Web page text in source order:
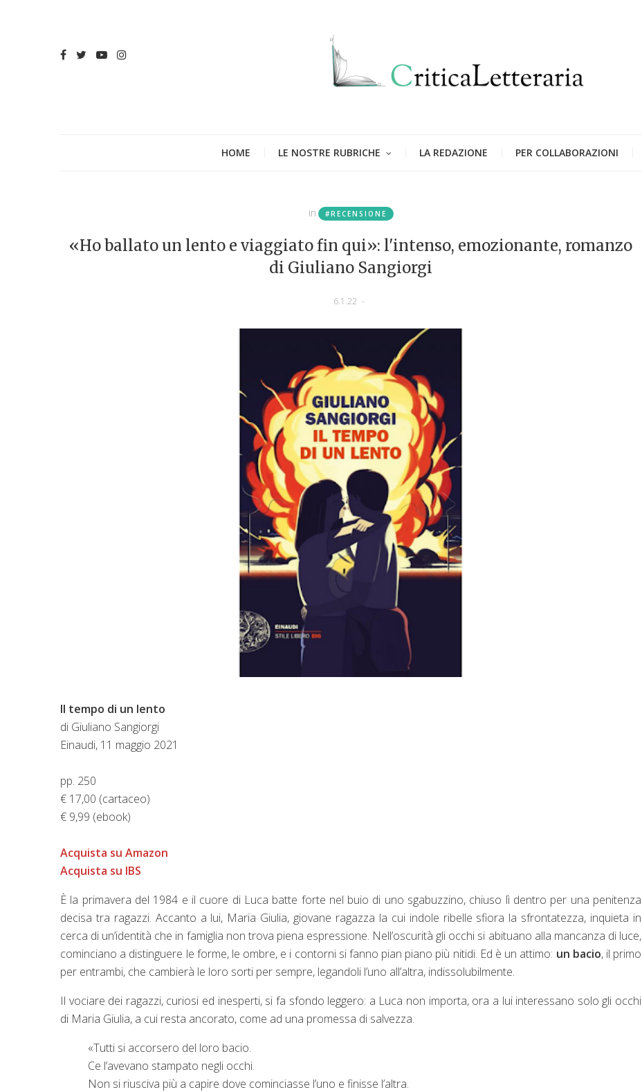
HOME LE NOSTRE RUBRICHE LA REDAZIONE PER COLLABORAZIONI
in #RECENSIONE
«Ho ballato un lento e viaggiato fin qui»: l'intenso, emozionante, romanzo
di Giuliano Sangiorgi
6.1.22 -
Il tempo di un lento
di Giuliano Sangiorgi
Einaudi, 11 maggio 2021
pp. 250
€ 17,00 (cartaceo)
€ 9,99 (ebook)
Acquista su Amazon
Acquista su IBS
È la primavera del 1984 e il cuore di Luca batte forte nel buio di uno sgabuzzino, chiuso lì dentro per una penitenza
decisa tra ragazzi. Accanto a lui, Maria Giulia, giovane ragazza la cui indole ribelle sfiora la sfrontatezza, inquieta in
cerca di un’identità che in famiglia non trova piena espressione. Nell’oscurità gli occhi si abituano alla mancanza di luce,
cominciano a distinguere le forme, le ombre, e i contorni si fanno pian piano più nitidi. Ed è un attimo: un bacio, il primo
per entrambi, che cambierà le loro sorti per sempre, legandoli l’uno all’altra, indissolubilmente.
Il vociare dei ragazzi, curiosi ed inesperti, si fa sfondo leggero: a Luca non importa, ora a lui interessano solo gli occhi
di Maria Giulia, a cui resta ancorato, come ad una promessa di salvezza.
«Tutti si accorsero del loro bacio.
Ce l’avevano stampato negli occhi.
Non si riusciva più a capire dove cominciasse l’uno e finisse l’altra.